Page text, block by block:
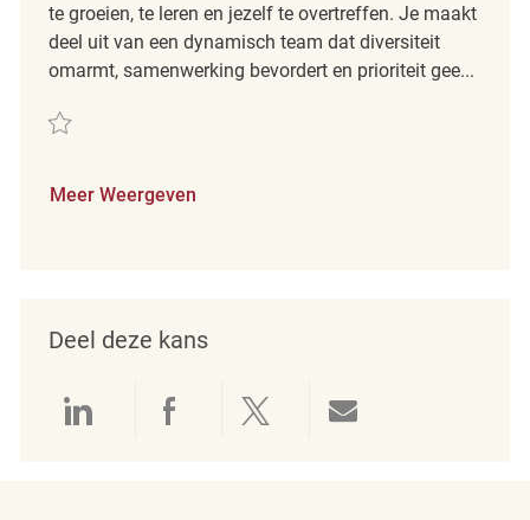
te groeien, te leren en jezelf te overtreffen. Je maakt
deel uit van een dynamisch team dat diversiteit
omarmt, samenwerking bevordert en prioriteit gee...
Redden merchandising associate REQ5515
Meer Weergeven
Deel deze kans
Delen via LinkedIn
Delen via Facebook
Delen via twitter